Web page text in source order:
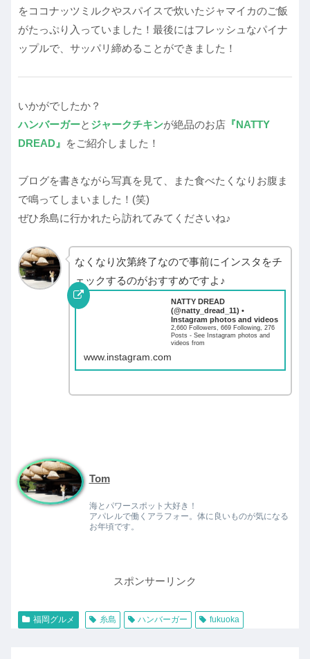
をココナッツミルクやスパイスで炊いたジャマイカのご飯
がたっぷり入っていました！最後にはフレッシュなパイナ
ップルで、サッパリ締めることができました！
いかがでしたか？
ハンバーガーと ジャークチキンが絶品のお店 『NATTY
DREAD』 をご紹介しました！
ブログを書きながら写真を見て、また食べたくなりお腹ま
で鳴ってしまいました！(笑)
ぜひ糸島に行かれたら訪れてみてくださいね♪
なくなり次第終了なので事前にインスタをチ
ェックするのがおすすめですよ♪
NATTY DREAD
(@natty_dread_11) •
Instagram photos and videos
2,660 Followers, 669 Following, 276
Posts - See Instagram photos and
videos from
www.instagram.com
Tom
海とパワースポット大好き！
アパレルで働くアラフォー。体に良いものが気になる
お年頃です。
スポンサーリンク
福岡グルメ 糸島 ハンバーガー fukuoka